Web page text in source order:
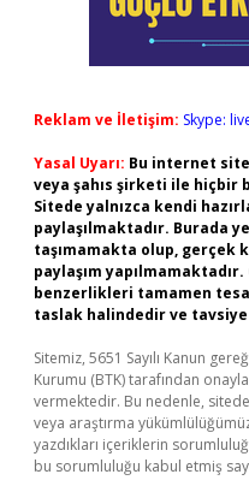
Reklam ve İletişim: Skype:
Yasal Uyarı: Bu internet
veya şahıs şirketi ile hiçbir
Sitede yalnızca kendi
paylaşılmaktadır. Burada
taşımamakta olup, gerçek
paylaşım
benzerlikleri tamamen
taslak halindedir ve
Sitemiz, 5651 Sayılı Kanun
Kurumu (BTK) tarafından
vermektedir. Bu nedenle,
veya araştırma
yazdıkları içeriklerin
bu sorumluluğu kabul etmiş